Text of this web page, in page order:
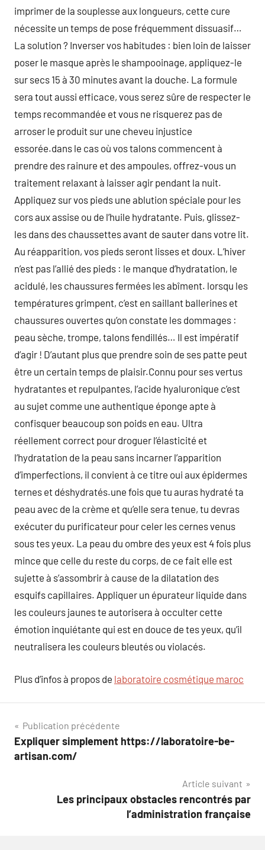
imprimer de la souplesse aux longueurs, cette cure
nécessite un temps de pose fréquemment dissuasif…
La solution ? Inverser vos habitudes : bien loin de laisser
poser le masque après le shampooinage, appliquez-le
sur secs 15 à 30 minutes avant la douche. La formule
sera tout aussi efficace, vous serez sûre de respecter le
temps recommandée et vous ne risquerez pas de
arroser le produit sur une cheveu injustice
essorée.dans le cas où vos talons commencent à
prendre des rainure et des ampoules, offrez-vous un
traitement relaxant à laisser agir pendant la nuit.
Appliquez sur vos pieds une ablution spéciale pour les
cors aux assise ou de l’huile hydratante. Puis, glissez-
les dans des chaussettes avant de sauter dans votre lit.
Au réapparition, vos pieds seront lisses et doux. L’hiver
n’est pas l’allié des pieds : le manque d’hydratation, le
acidulé, les chaussures fermées les abîment. lorsqu les
températures grimpent, c’est en saillant ballerines et
chaussures ouvertes qu’on constate les dommages :
peau sèche, trompe, talons fendillés… Il est impératif
d’agir ! D’autant plus que prendre soin de ses patte peut
être un certain temps de plaisir.Connu pour ses vertus
hydratantes et repulpantes, l’acide hyaluronique c’est
au sujet comme une authentique éponge apte à
confisquer beaucoup son poids en eau. Ultra
réellement correct pour droguer l’élasticité et
l’hydratation de la peau sans incarner l’apparition
d’imperfections, il convient à ce titre oui aux épidermes
ternes et déshydratés.une fois que tu auras hydraté ta
peau avec de la crème et qu’elle sera tenue, tu devras
exécuter du purificateur pour celer les cernes venus
sous tes yeux. La peau du ombre des yeux est 4 fois plus
mince que celle du reste du corps, de ce fait elle est
sujette à s’assombrir à cause de la dilatation des
esquifs capillaires. Appliquer un épurateur liquide dans
les couleurs jaunes te autorisera à occulter cette
émotion inquiétante qui est en douce de tes yeux, qu’il
neutralisera les couleurs bleutés ou violacés.
Plus d’infos à propos de laboratoire cosmétique maroc
Navigation
de
Publication précédente
Expliquer simplement https://laboratoire-be-
artisan.com/
Article suivant
Les principaux obstacles rencontrés par
l’administration française